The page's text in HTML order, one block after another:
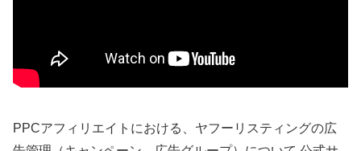
PPCアフィリエイトにおける、ヤフーリスティングの広